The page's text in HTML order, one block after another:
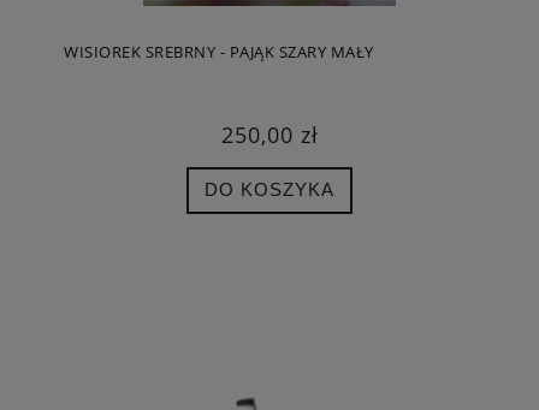
WISIOREK SREBRNY - PAJĄK SZARY MAŁY
250,00 zł
DO KOSZYKA